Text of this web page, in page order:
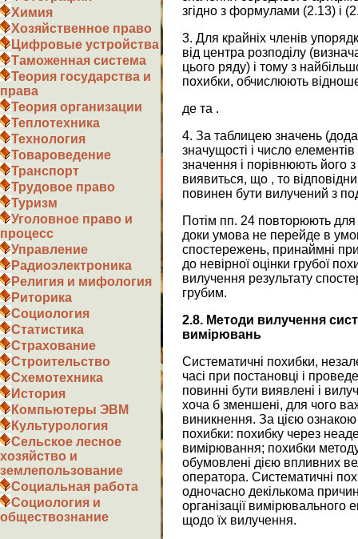
Химия
Хозяйственное право
Цифровые устройства
Таможенная система
Теория государства и
права
Теория организации
Теплотехника
Технология
Товароведение
Транспорт
Трудовое право
Туризм
Уголовное право и
процесс
Управление
Радиоэлектроника
Религия и мифология
Риторика
Социология
Статистика
Страхование
Строительство
Схемотехника
История
Компьютеры ЭВМ
Культурология
Сельское лесное
хозяйство и
землепользование
Социальная работа
Социология и
обществознание
згідно з формулами (2.13) і
3. Для крайніх членів
від центра розподілу
цього ряду) і тому з
похибки, обчислюють
де та .
4. За таблицею значень
значущості і число
значення і порівнюють його
виявиться, що , то
повинен бути вилучений з
Потім пп. 24 повторюють для
доки умова не перейде в
спостережень, принаймні
до невірної оцінки грубої
вилучення результату
грубим.
2.8. Методи вилучення
вимірювань
Систематичні похибки,
часі при постановці і
повинні бути виявлені і
хоча б зменшені, для чого
виникнення. За цією ознакою
похибки: похибку через
вимірювання; похибки
обумовлені дією впливних
оператора. Систематичні
одночасно декількома
організації вимірювального
щодо їх вилучення.